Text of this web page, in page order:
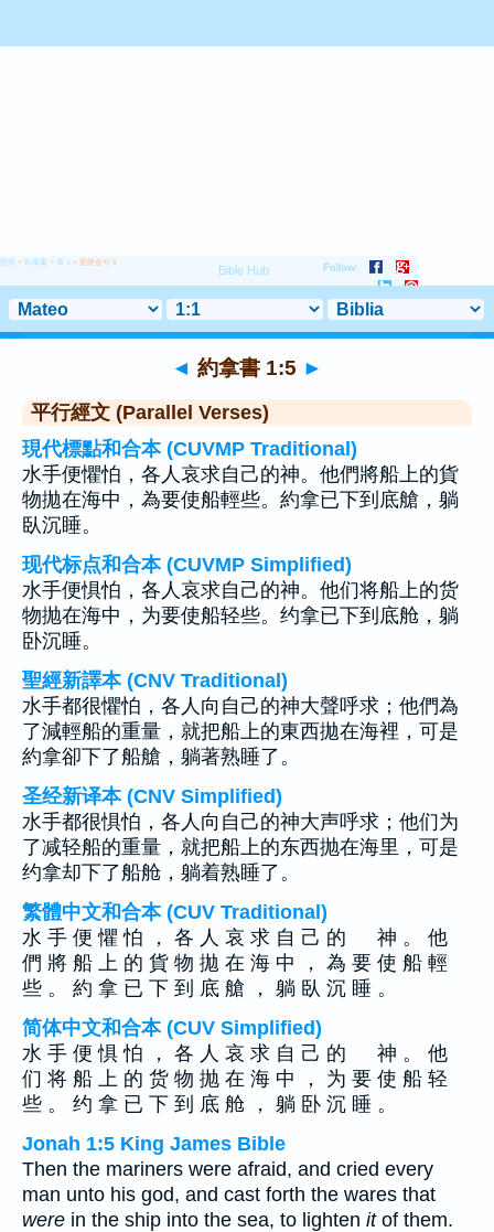
聖經 > 約拿書 > 章 1 > 聖經金句 5
◄ 約拿書 1:5 ►
平行經文 (Parallel Verses)
現代標點和合本 (CUVMP Traditional)
水手便懼怕，各人哀求自己的神。他們將船上的貨
物拋在海中，為要使船輕些。約拿已下到底艙，躺
臥沉睡。
现代标点和合本 (CUVMP Simplified)
水手便惧怕，各人哀求自己的神。他们将船上的货
物抛在海中，为要使船轻些。约拿已下到底舱，躺
卧沉睡。
聖經新譯本 (CNV Traditional)
水手都很懼怕，各人向自己的神大聲呼求；他們為
了減輕船的重量，就把船上的東西拋在海裡，可是
約拿卻下了船艙，躺著熟睡了。
圣经新译本 (CNV Simplified)
水手都很惧怕，各人向自己的神大声呼求；他们为
了减轻船的重量，就把船上的东西抛在海里，可是
约拿却下了船舱，躺着熟睡了。
繁體中文和合本 (CUV Traditional)
水 手 便 懼 怕 ， 各 人 哀 求 自 己 的 神 。 他
們 將 船 上 的 貨 物 拋 在 海 中 ， 為 要 使 船 輕
些 。 約 拿 已 下 到 底 艙 ， 躺 臥 沉 睡 。
简体中文和合本 (CUV Simplified)
水 手 便 惧 怕 ， 各 人 哀 求 自 己 的 神 。 他
们 将 船 上 的 货 物 抛 在 海 中 ， 为 要 使 船 轻
些 。 约 拿 已 下 到 底 舱 ， 躺 卧 沉 睡 。
Jonah 1:5 King James Bible
Then the mariners were afraid, and cried every
man unto his god, and cast forth the wares that
were in the ship into the sea, to lighten itof them.